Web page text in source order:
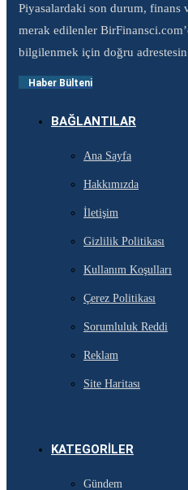
Piyasalardaki son durum, finans
merak edilenler
bilgilenmek için doğru
Haber Bülteni
BAĞLANTILAR
Ana Sayfa
Hakkımızda
İletişim
Gizlilik Politikası
Kullanım Koşulları
Çerez Politikası
Sorumluluk Reddi
Reklam
Site Haritası
KATEGORILER
Gündem